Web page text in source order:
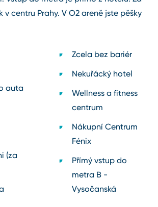
v centru Prahy. V O2 areně jste pěšky
auta
(za
Zcela bez bariér
Nekuřácký hotel
Wellness a fitness
centrum
Nákupní Centrum
Fénix
Přímý vstup do
metra B ⁠-⁠
Vysočanská